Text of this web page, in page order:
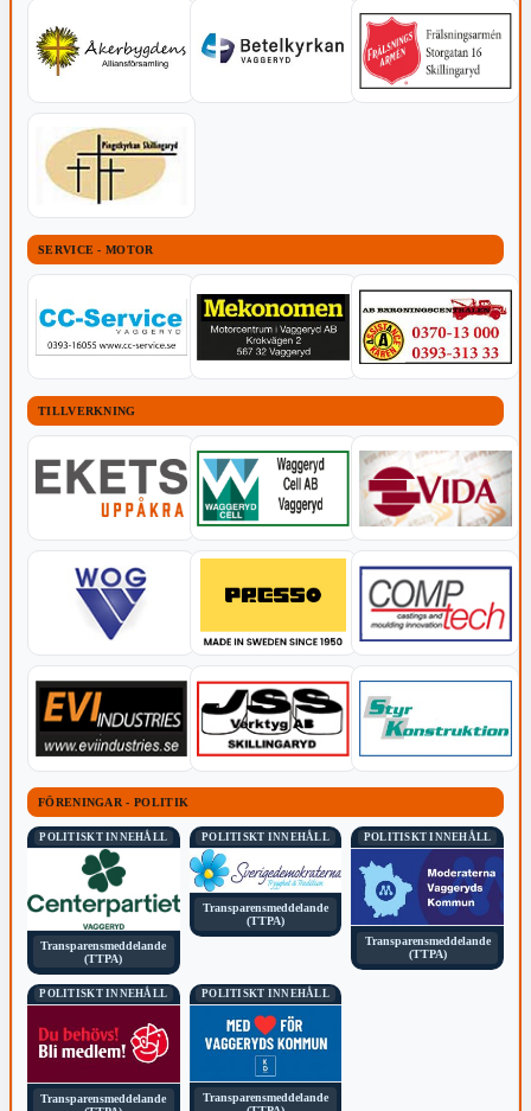
SERVICE - MOTOR
TILLVERKNING
FÖRENINGAR - POLITIK
POLITISKT INNEHÅLL
Transparensmeddelande
(TTPA)
POLITISKT INNEHÅLL
Transparensmeddelande
(TTPA)
POLITISKT INNEHÅLL
Transparensmeddelande
(TTPA)
POLITISKT INNEHÅLL
Transparensmeddelande
POLITISKT INNEHÅLL
Transparensmeddelande